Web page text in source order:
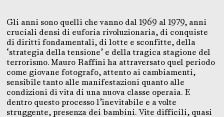
Gli anni sono quelli che vanno dal 1969 al 1979, anni
cruciali densi di euforia rivoluzionaria, di conquiste
di diritti fondamentali, di lotte e sconfitte, della
‘strategia della tensione’ e della tragica stagione del
terrorismo. Mauro Raffini ha attraversato quel periodo
come giovane fotografo, attento ai cambiamenti,
sensibile tanto alle manifestazioni quanto alle
condizioni di vita di una nuova classe operaia. E
dentro questo processo l’inevitabile e a volte
struggente, presenza dei bambini. Vite difficili, quasi